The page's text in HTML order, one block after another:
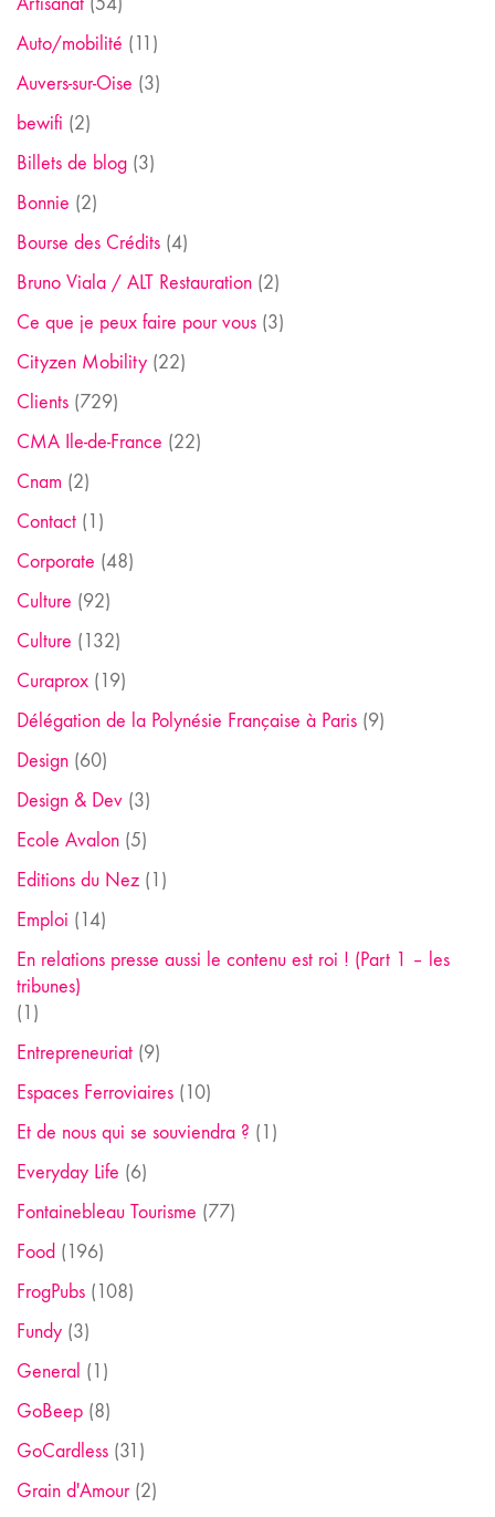
Auto/mobilité (11)
Auvers-sur-Oise (3)
bewifi (2)
Billets de blog (3)
Bonnie (2)
Bourse des Crédits (4)
Bruno Viala / ALT Restauration (2)
Ce que je peux faire pour vous (3)
Cityzen Mobility (22)
Clients (729)
CMA Ile-de-France (22)
Cnam (2)
Contact (1)
Corporate (48)
Culture (92)
Culture (132)
Curaprox (19)
Délégation de la Polynésie Française à Paris (9)
Design (60)
Design & Dev (3)
Ecole Avalon (5)
Editions du Nez (1)
Emploi (14)
En relations presse aussi le contenu est roi ! (Part 1 – les
tribunes)
(1)
Entrepreneuriat (9)
Espaces Ferroviaires (10)
Et de nous qui se souviendra ? (1)
Everyday Life (6)
Fontainebleau Tourisme (77)
Food (196)
FrogPubs (108)
Fundy (3)
General (1)
GoBeep (8)
GoCardless (31)
Grain d'Amour(2)